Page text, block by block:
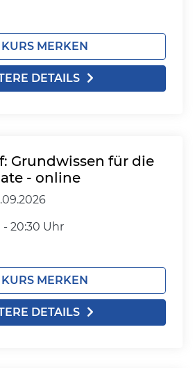
MERKEN
DETAILS
Grundwissen für die
- online
- 20:30 Uhr
MERKEN
DETAILS